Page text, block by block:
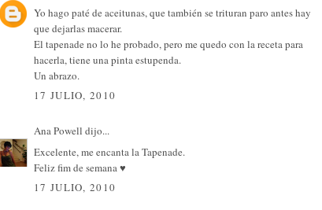
Yo hago paté de aceitunas, que también se trituran paro antes hay
que dejarlas macerar.
El tapenade no lo he probado, pero me quedo con la receta para
hacerla, tiene una pinta estupenda.
Un abrazo.
17 JULIO, 2010
Ana Powell dijo...
Excelente, me encanta la Tapenade.
Feliz fim de semana ♥
17 JULIO, 2010